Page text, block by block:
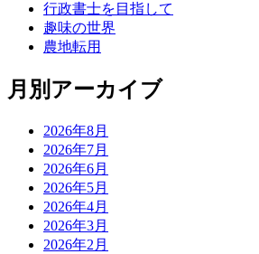
行政書士を目指して
趣味の世界
農地転用
月別アーカイブ
2026年8月
2026年7月
2026年6月
2026年5月
2026年4月
2026年3月
2026年2月